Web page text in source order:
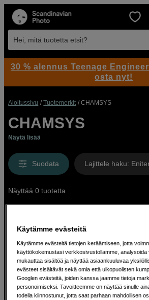
Hei, mitä tuotetta etsit?
Aloitussivu Tuotemerkit CHAMSYS
CHAMSYS
Näytä lisää
Suodata Lajittele haku:
Näyttää 0 tuotetta
Ratkaisuja luoville ihmisille
1982
30 % alennus Teenage
osta nyt!
Käytämme evästeitä
Käytämme evästeitä tietojen keräämiseen, jotta
käyttökokemustasi verkkosivustollamme, analysoida
mukauttaa sisältöä ja näyttää asiaankuuluvaa
evästeet sisältävät sekä omia että ulkopuolisten
Googlen evästeitä, joiden kanssa jaamme tietoja
personoimiseksi. Tavoitteemme on näyttää sinulle
todella kiinnostunut, jotta saat parhaan mahdollisen